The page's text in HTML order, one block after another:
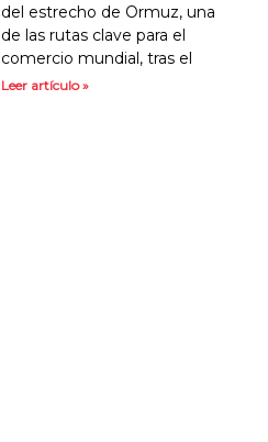
del estrecho de Ormuz, una
de las rutas clave para el
comercio mundial, tras el
Leer artículo »